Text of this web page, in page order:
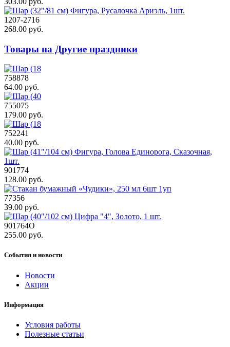
1207-2716
268.00 руб.
Товары на Другие праздники
758878
64.00 руб.
755075
179.00 руб.
752241
40.00 руб.
901774
128.00 руб.
77356
39.00 руб.
901764O
255.00 руб.
События и новости
Новости
Акции
Информация
Условия работы
Полезные статьи